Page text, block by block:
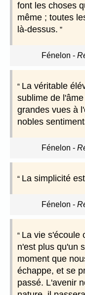
font les choses
même ; toutes
là-dessus.
Fénelon -
La véritable
sublime de
grandes vues à
nobles
Fénelon -
La simplicité
Fénelon -
La vie s'écoule
n'est plus qu'un
moment que
échappe, et se
passé. L'avenir